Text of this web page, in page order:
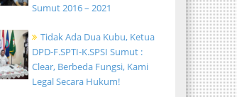
Sumut 2016 – 2021
Tidak Ada Dua Kubu, Ketua
DPD-F.SPTI-K.SPSI Sumut :
Clear, Berbeda Fungsi, Kami
Legal Secara Hukum!